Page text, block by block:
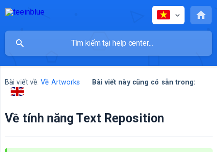
Bài viết về: Về Artworks Bài viết này cũng có sẵn trong:
Về tính năng Text Reposition